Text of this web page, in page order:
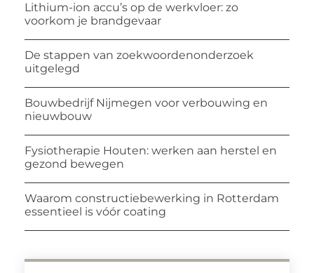
Lithium-ion accu’s op de werkvloer: zo
voorkom je brandgevaar
De stappen van zoekwoordenonderzoek
uitgelegd
Bouwbedrijf Nijmegen voor verbouwing en
nieuwbouw
Fysiotherapie Houten: werken aan herstel en
gezond bewegen
Waarom constructiebewerking in Rotterdam
essentieel is vóór coating